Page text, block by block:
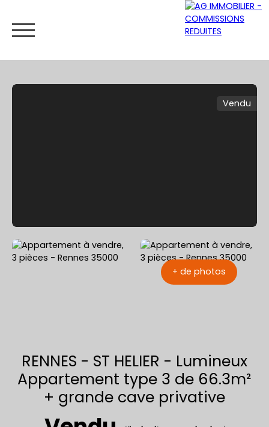
Vendu
+ de photos
RENNES - ST HELIER - Lumineux
Appartement type 3 de 66.3m²
+ grande cave privative